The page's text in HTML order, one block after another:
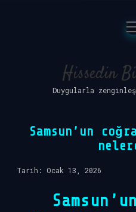
Gizlilik
Yasal
aç
Hissedin
Duygularla
Samsun’un
Tarih: Ocak 13, 2026